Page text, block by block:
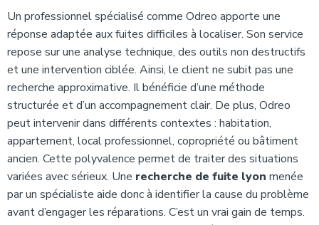
Un professionnel spécialisé comme Odreo apporte une
réponse adaptée aux fuites difficiles à localiser. Son service
repose sur une analyse technique, des outils non destructifs
et une intervention ciblée. Ainsi, le client ne subit pas une
recherche approximative. Il bénéficie d’une méthode
structurée et d’un accompagnement clair. De plus, Odreo
peut intervenir dans différents contextes : habitation,
appartement, local professionnel, copropriété ou bâtiment
ancien. Cette polyvalence permet de traiter des situations
variées avec sérieux. Une recherche de fuite lyon menée
par un spécialiste aide donc à identifier la cause du problème
avant d’engager les réparations. C’est un vrai gain de temps.